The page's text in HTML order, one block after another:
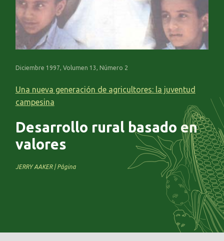
Diciembre 1997, Volumen 13, Número 2
Una nueva generación de agricultores: la juventud
campesina
Desarrollo rural basado en
valores
JERRY AAKER | Página